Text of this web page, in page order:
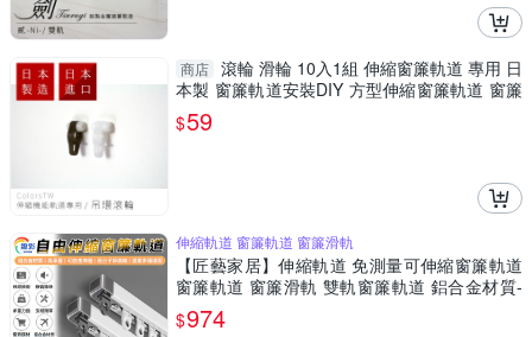
商店 滾輪 滑輪 10入1組 伸縮窗簾軌道 專用 日
本製 窗簾軌道安裝DIY 方型伸縮窗簾軌道 窗簾
伸縮桿
$59
伸縮軌道 窗簾軌道 窗簾滑軌
【匠藝家居】伸縮軌道 免測量可伸縮窗簾軌道
窗簾軌道 窗簾滑軌 雙軌窗簾軌道 鋁合金材質-
頂裝單軌1.5米
$974